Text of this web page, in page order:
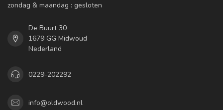
zondag & maandag : gesloten
De Buurt 30
1679 GG Midwoud
Nederland
0229-202292
info@oldwood.nl